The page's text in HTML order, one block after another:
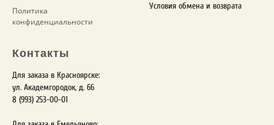
Политика
конфиденциальности
Условия обмена и возврата
Контакты
Для заказа в Красноярске:
ул. Академгородок, д. 66
8 (993) 253-00-01